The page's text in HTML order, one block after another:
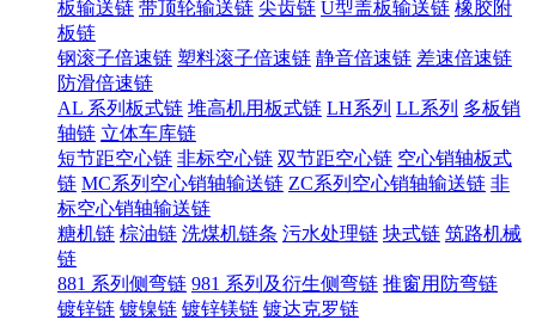
板输送链 带顶轮输送链 尖齿链 U型盖板输送链 橡胶附
板链
钢滚子倍速链 塑料滚子倍速链 静音倍速链 差速倍速链
防滑倍速链
AL 系列板式链 堆高机用板式链 LH系列 LL系列 多板销
轴链 立体车库链
短节距空心链 非标空心链 双节距空心链 空心销轴板式
链 MC系列空心销轴输送链 ZC系列空心销轴输送链 非
标空心销轴输送链
糖机链 棕油链 洗煤机链条 污水处理链 块式链 筑路机械
链
881 系列侧弯链 981 系列及衍生侧弯链 推窗用防弯链
镀锌链 镀镍链 镀锌镁链 镀达克罗链